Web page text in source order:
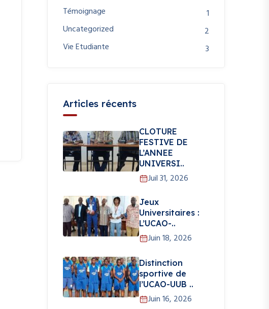
Témoignage
1
Uncategorized
2
Vie Etudiante
3
Articles récents
CLOTURE
FESTIVE DE
L’ANNEE
UNIVERSI..
Juil 31, 2026
Jeux
Universitaires :
L’UCAO-..
Juin 18, 2026
Distinction
sportive de
l’UCAO-UUB ..
Juin 16, 2026